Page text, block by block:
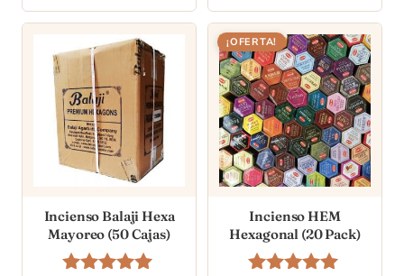
Incienso Balaji Hexa
Mayoreo (50 Cajas)
¡OFERTA!
Incienso HEM
Hexagonal (20 Pack)